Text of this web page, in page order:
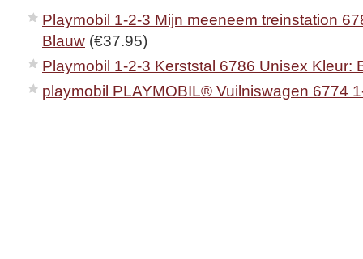
Playmobil 1-2-3 Mijn meeneem treinstation
Blauw (€37.95)
Playmobil 1-2-3 Kerststal 6786 Unisex Kleur:
playmobil PLAYMOBIL® Vuilniswagen 6774